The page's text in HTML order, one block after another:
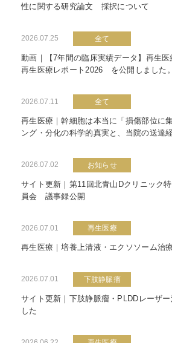
性に関する研究論文 採択について
2026.07.25 全て
動画｜【7年間の臨床実績データ】再生医
再生医療レポート2026 を公開しました。
2026.07.11 全て
再生医療｜幹細胞は本当に「損傷部位に
ング・分化の科学的真実と、当院の送達
2026.07.02 お知らせ
サイト更新｜第11回北青山Dクリニック
員会 議事録公開
2026.07.01 再生医療
再生医療｜培養上清液・エクソソーム治
2026.07.01 下肢静脈瘤
サイト更新｜下肢静脈瘤・PLDDレーザ
した